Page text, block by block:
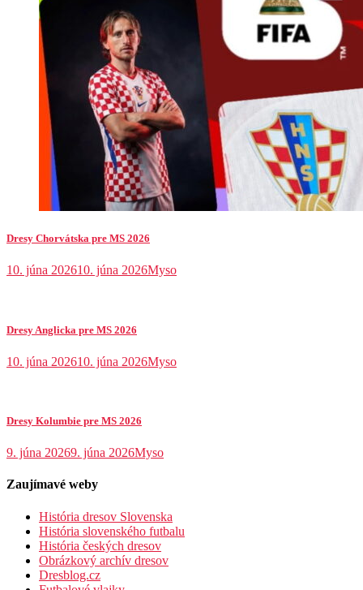
Dresy Chorvátska pre MS 2026
10. júna 202610. júna 2026Myso
Dresy Anglicka pre MS 2026
10. júna 202610. júna 2026Myso
Dresy Kolumbie pre MS 2026
9. júna 20269. júna 2026Myso
Zaujímavé weby
História dresov Slovenska
História slovenského futbalu
História českých dresov
Obrázkový archív dresov
Dresblog.cz